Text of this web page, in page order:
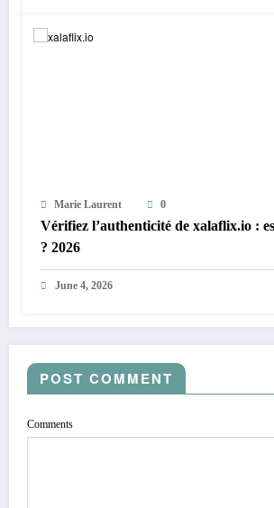
Marie Laurent 0
Vérifiez l’authenticité de xalaflix.io :
? 2026
June 4, 2026
POST COMMENT
Comments